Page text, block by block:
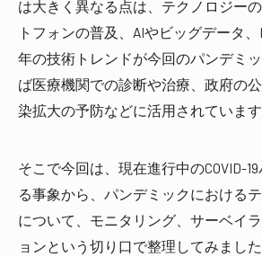
は大きく異なる点は、テクノロジー
トフォンの普及、AIやビッグデータ
年の技術トレンドが今回のパンデミ
ば医療機関での診断や治療、政府の
染拡大の予防などに活用されています
そこで今回は、現在進行中のCOVID-
る事象から、パンデミックにおける
について、モニタリング、サーベイ
ョンという切り口で整理してみました